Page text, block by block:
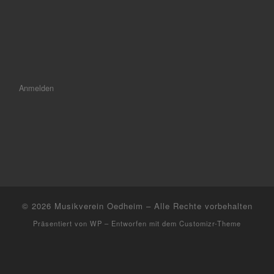
Anmelden
© 2026 Musikverein Oedheim – Alle Rechte vorbehalten
Präsentiert von WP – Entworfen mit dem Customizr-Theme